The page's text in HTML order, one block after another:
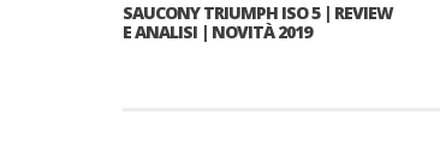
SAUCONY TRIUMPH ISO 5 | REVIEW
E ANALISI | NOVITÀ 2019